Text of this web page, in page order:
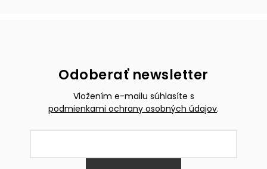
Odoberať newsletter
Vložením e-mailu súhlasíte s
podmienkami ochrany osobných údajov.